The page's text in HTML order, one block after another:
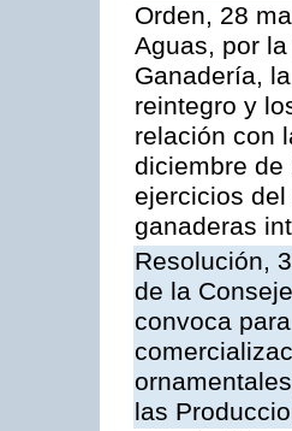
Orden, 28
Aguas, por
Ganadería,
reintegro y
relación con
diciembre de
ejercicios
ganaderas
Resolución,
de la
convoca
las